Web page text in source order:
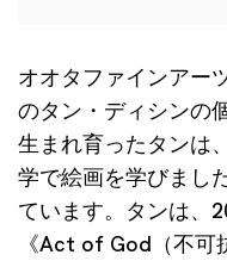
オオタファインアー
のタン・ディシンの
生まれ育ったタンは
学で絵画を学びまし
ています。タンは、
《Act of God（不可